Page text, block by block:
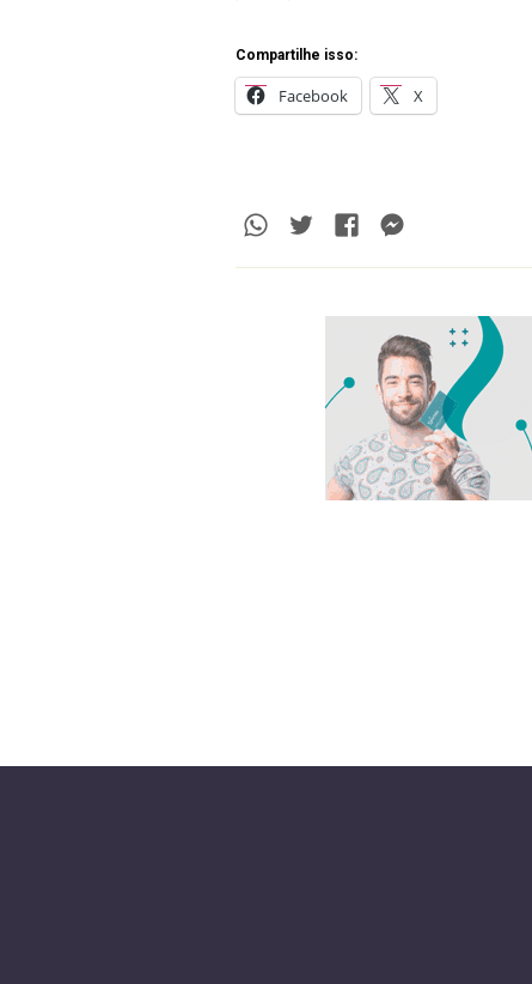
Compartilhe isso:
Facebook X
Whatsapp
TwitterFacebook